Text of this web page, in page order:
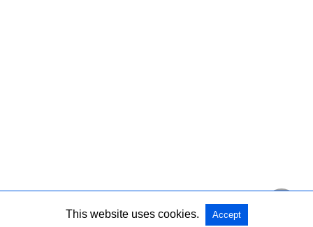
This website uses cookies. Accept